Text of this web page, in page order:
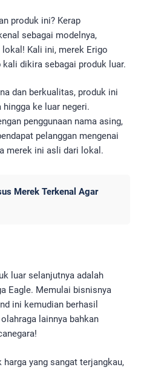
produk ini? Kerap
sebagai modelnya,
Kali ini, merek Erigo
dikira sebagai produk luar.
dan berkualitas, produk ini
ke luar negeri.
penggunaan nama asing,
pelanggan mengenai
merek ini asli dari lokal.
Merek Terkenal Agar
luar selanjutnya adalah
Eagle. Memulai bisnisnya
ini kemudian berhasil
lainnya bahkan
yang sangat terjangkau,